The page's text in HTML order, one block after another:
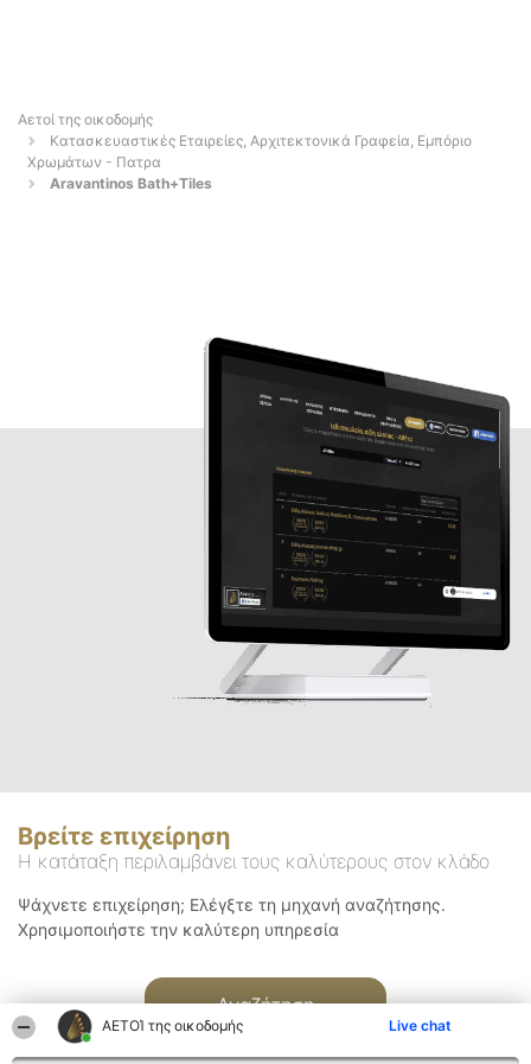
ΑΕΤΟΊ της οικοδομής Live chat
Αετοί της οικοδομής
Κατασκευαστικές Εταιρείες, Αρχιτεκτονικά Γραφεία, Εμπόριο
Χρωμάτων - Πατρα
Aravantinos Bath+Tiles
Βρείτε επιχείρηση
Η κατάταξη περιλαμβάνει τους καλύτερους στον κλάδο
Ψάχνετε επιχείρηση; Ελέγξτε τη μηχανή αναζήτησης.
Χρησιμοποιήστε την καλύτερη υπηρεσία
Αναζήτηση